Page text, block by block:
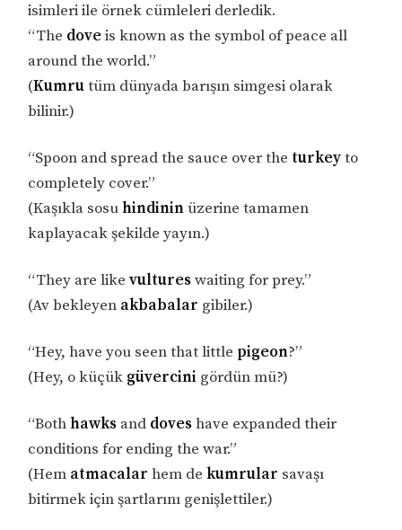
isimleri ile örnek cümleleri derledik.
“The doveis known as the symbol of peace all
around the world.”
(Kumrutüm dünyada barışın simgesi olarak
bilinir.)
“Spoon and spread the sauce over the turkeyto
completely cover.”
(Kaşıkla sosuhindinin üzerine tamamen
kaplayacak şekilde yayın.)
“They are likevultureswaiting for prey.”
(Av bekleyen akbabalar gibiler.)
“Hey, have you seen that little pigeon?”
(Hey, o küçük güvercini gördün mü?)
“Bothhawks and doveshave expanded their
conditions for ending the war.”
(Hem atmacalar hem dekumrular savaşı
bitirmek için şartlarını genişlettiler.)